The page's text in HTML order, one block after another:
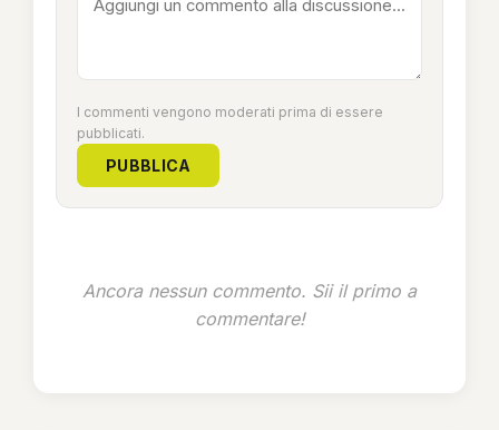
I commenti vengono moderati prima di essere
pubblicati.
PUBBLICA
Ancora nessun commento. Sii il primo a
commentare!